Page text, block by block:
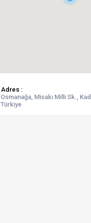
Adres :
Osmanağa, Misakı Milli Sk.,
Türkiye